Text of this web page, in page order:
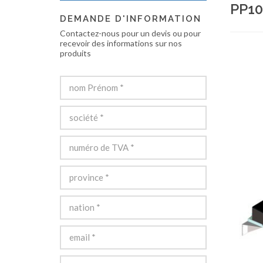
DEMANDE D'INFORMATION
Contactez-nous pour un devis ou pour
recevoir des informations sur nos
produits